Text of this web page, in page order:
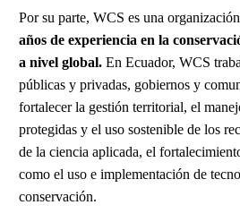
Por su parte, WCS es una
años de experiencia en la
a nivel global. En Ecuador, WCS
públicas y privadas, gobiernos y
fortalecer la gestión territorial, el
protegidas y el uso sostenible de los
de la ciencia aplicada, el
como el uso e implementación de
conservación.